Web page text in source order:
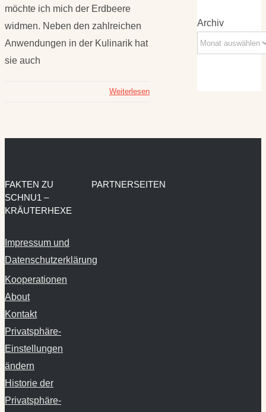
möchte ich mich der Erdbeere
widmen. Neben den zahlreichen
Anwendungen in der Kulinarik hat
sie auch
Weiterlesen
Archiv
FAKTEN ZU
SCHNU1 –
KRÄUTERHEXE
Impressum und
Datenschutzerklärung
Kooperationen
About
Kontakt
Privatsphäre-
Einstellungen
ändern
Historie der
Privatsphäre-
PARTNERSEITEN